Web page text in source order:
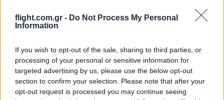
flight.com.gr - Do Not Process My Personal
Information
If you wish to opt-out of the sale, sharing to third parties, or
processing of your personal or sensitive information for
targeted advertising by us, please use the below opt-out
section to confirm your selection. Please note that after your
opt-out request is processed you may continue seeing
μετά την πρόσφατη εκτόξευση 6 νέων μικροδορυφόρων -2
της αποστολής Hellenic Space Dawn και οι άλλοι 4 είναι
θερμικοί, ειδικά σχεδιασμένοι για έγκαιρη ανίχνευση και
Τα δεδομένα τους ενσωματώνονται στον Κυβερνητικό
Κόμβο Παρατήρησης της Γης, προσφέροντας ένα ενιαίο
επιχειρησιακό εργαλείο για την Πολιτική Προστασία και τη
Δημόσια Διοίκηση, επιτρέποντας την ταχύτερη ανταπόκριση
των δυνάμεων πυρόσβεσης. Παράλληλα, οι μικροδορυφόροι
μπορούν να ανιχνεύουν πλοία, πλημμύρες και αλλαγές στο